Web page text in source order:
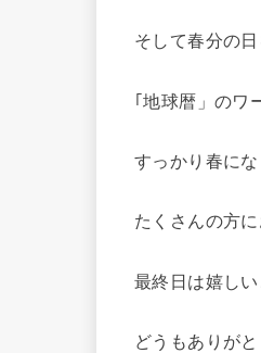
そして春分の
｢地球暦」のワ
すっかり春に
たくさんの方
最終日は嬉し
どうもありがと